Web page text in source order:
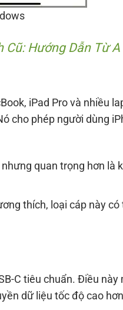
Hướng Dẫn Từ
iPad Pro và nhiều
cho phép người dùng
quan trọng hơn là
thích, loại cáp này có
C tiêu chuẩn. Điều này
dữ liệu tốc độ cao